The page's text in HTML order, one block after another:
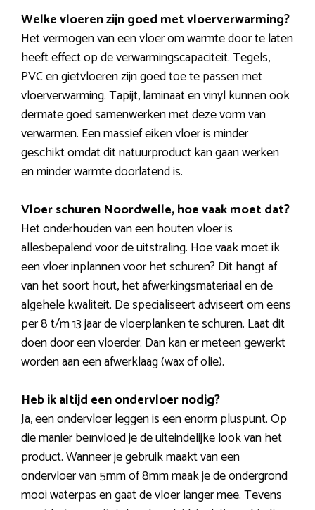
Welke vloeren zijn goed met vloerverwarming?
Het vermogen van een vloer om warmte door te laten
heeft effect op de verwarmingscapaciteit. Tegels,
PVC en gietvloeren zijn goed toe te passen met
vloerverwarming. Tapijt, laminaat en vinyl kunnen ook
dermate goed samenwerken met deze vorm van
verwarmen. Een massief eiken vloer is minder
geschikt omdat dit natuurproduct kan gaan werken
en minder warmte doorlatend is.
Vloer schuren Noordwelle, hoe vaak moet dat?
Het onderhouden van een houten vloer is
allesbepalend voor de uitstraling. Hoe vaak moet ik
een vloer inplannen voor het schuren? Dit hangt af
van het soort hout, het afwerkingsmateriaal en de
algehele kwaliteit. De specialiseert adviseert om eens
per 8 t/m 13 jaar de vloerplanken te schuren. Laat dit
doen door een vloerder. Dan kan er meteen gewerkt
worden aan een afwerklaag (wax of olie).
Heb ik altijd een ondervloer nodig?
Ja, een ondervloer leggen is een enorm pluspunt. Op
die manier beïnvloed je de uiteindelijke look van het
product. Wanneer je gebruik maakt van een
ondervloer van 5mm of 8mm maak je de ondergrond
mooi waterpas en gaat de vloer langer mee. Tevens